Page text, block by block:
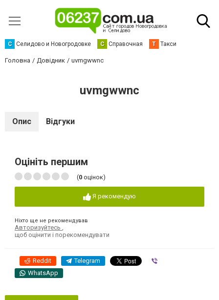
С Селидово и Новогродовке С Справочная Т Такси
Головна Довідник uvmgwwnc
uvmgwwnc
Опис Відгуки
Оцініть першим
(0 оцінок)
Я рекомендую
Ніхто ще не рекомендував
Авторизуйтесь
щоб оцінити і порекомендувати
Reddit Telegram
WhatsApp